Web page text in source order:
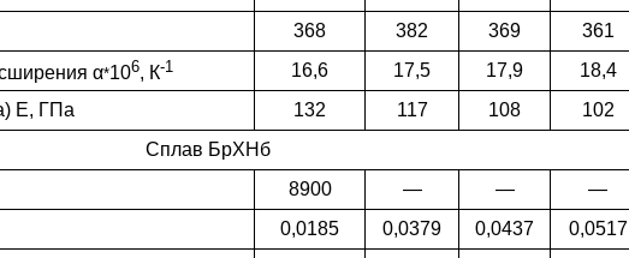
368 382 369 361
α*106, К-1 16,6 17,5 17,9 18,4
Е, ГПа 132 117 108 102
Сплав БрХНб
8900 — — —
0,0185 0,0379 0,0437 0,0517